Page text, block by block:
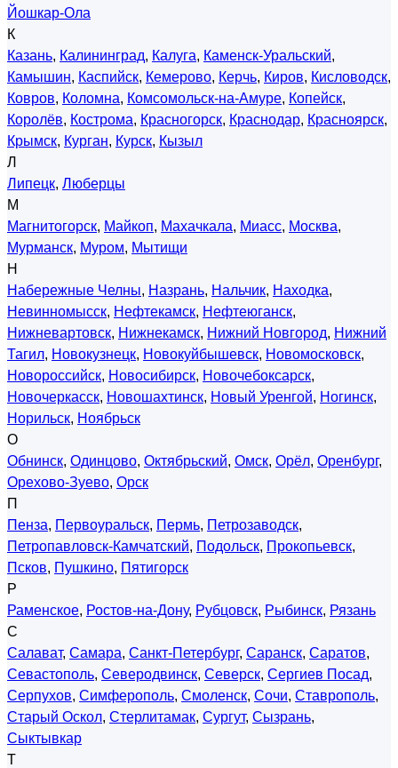
Йошкар-Ола
К
Казань, Калининград, Калуга, Каменск-Уральский,
Камышин, Каспийск, Кемерово, Керчь, Киров, Кисловодск,
Ковров, Коломна, Комсомольск-на-Амуре, Копейск,
Королёв, Кострома, Красногорск, Краснодар, Красноярск,
Крымск, Курган, Курск, Кызыл
Л
Липецк, Люберцы
М
Магнитогорск, Майкоп, Махачкала, Миасс, Москва,
Мурманск, Муром, Мытищи
Н
Набережные Челны, Назрань, Нальчик, Находка,
Невинномысск, Нефтекамск, Нефтеюганск,
Нижневартовск, Нижнекамск, Нижний Новгород, Нижний
Тагил, Новокузнецк, Новокуйбышевск, Новомосковск,
Новороссийск, Новосибирск, Новочебоксарск,
Новочеркасск, Новошахтинск, Новый Уренгой, Ногинск,
Норильск, Ноябрьск
О
Обнинск, Одинцово, Октябрьский, Омск, Орёл, Оренбург,
Орехово-Зуево, Орск
П
Пенза, Первоуральск, Пермь, Петрозаводск,
Петропавловск-Камчатский, Подольск, Прокопьевск,
Псков, Пушкино, Пятигорск
Р
Раменское, Ростов-на-Дону, Рубцовск, Рыбинск, Рязань
С
Салават, Самара, Санкт-Петербург, Саранск, Саратов,
Севастополь, Северодвинск, Северск, Сергиев Посад,
Серпухов, Симферополь, Смоленск, Сочи, Ставрополь,
Старый Оскол, Стерлитамак, Сургут, Сызрань,
Сыктывкар
Т